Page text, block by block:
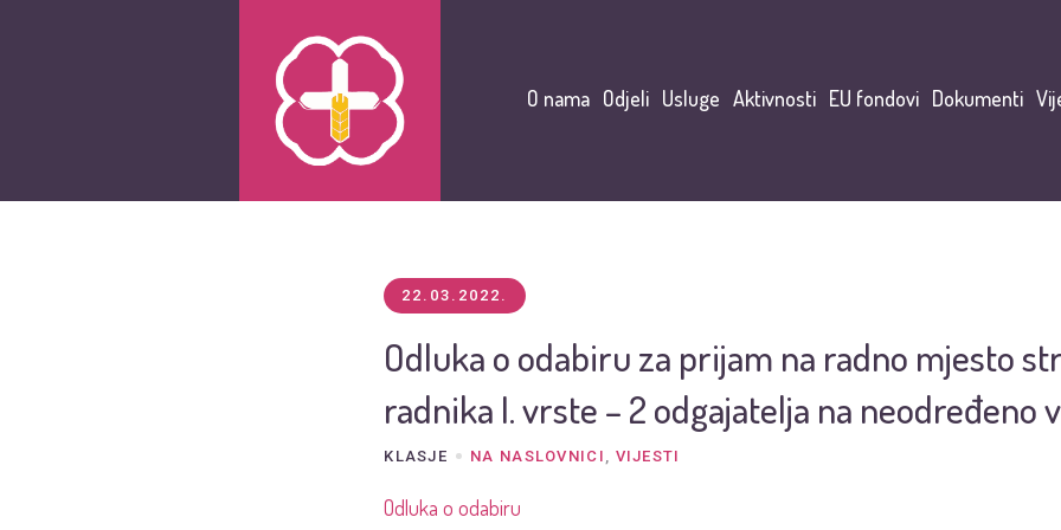
O nama Odjeli Usluge Aktivnosti EU fondovi Dokumenti
22.03.2022.
Odluka o odabiru za prijam na radno mjesto
radnika I. vrste – 2 odgajatelja na neodređeno
KLASJE NA NASLOVNICI , VIJESTI
Odluka o odabiru